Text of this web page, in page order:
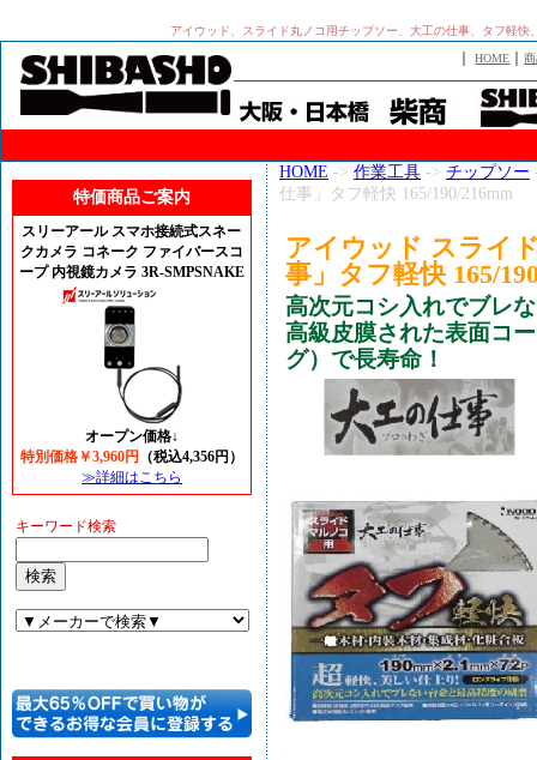
アイウッド、スライド丸ノコ用チップソー、大工の仕事、タフ軽
｜HOME ｜
特価商品ご案内
スリーアール スマホ接続式スネー
クカメラ コネーク ファイバースコ
ープ 内視鏡カメラ 3R-SMPSNAKE
オープン価格↓
特別価格￥3,960円
（税込4,356円）
≫詳細はこちら
キーワード検索
HOME -> 作業工具 -> チップソー
仕事」タフ軽快 165/190/216mm
アイウッド スライ
事」タフ軽快 165/
高次元コシ入れでブレ
高級皮膜された表面コ
グ）で長寿命！